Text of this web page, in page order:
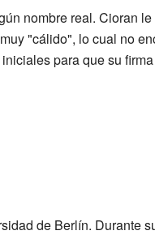
nombre real. Cioran
"cálido", lo cual no
para que su
de Berlín. Durante